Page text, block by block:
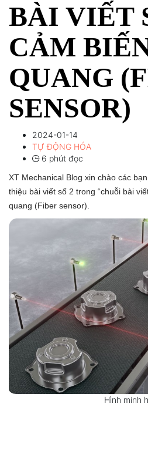
BÀI VIẾT
CẢM
QUANG
SENSOR)
2024-01-14
TỰ ĐỘNG HÓA
6 phút đọc
XT Mechanical Blog xin chào các
thiệu bài viết số 2 trong “chuỗi bài
quang (Fiber sensor).
Hình minh